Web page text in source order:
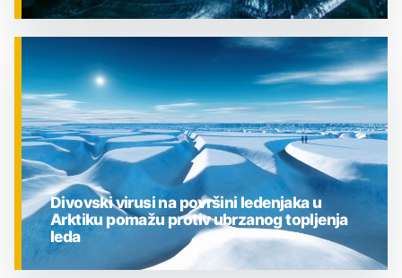
Divovski virusi na površini ledenjaka u
Arktiku pomažu protiv ubrzanog topljenja
leda